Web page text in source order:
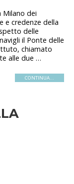
Milano dei
e credenze della
delle
il Ponte delle
chiamato
alle due …
CONTINUA...